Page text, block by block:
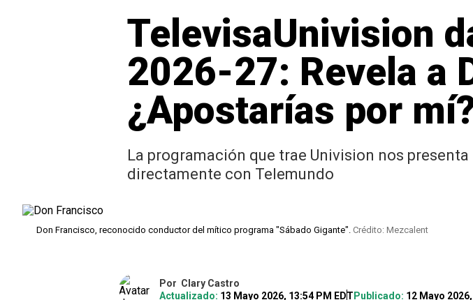
TelevisaUnivision
2026-27: Revela a
¿Apostarías por
La programación que trae Univision nos
directamente con Telemundo
Don Francisco, reconocido conductor del mítico programa "Sábado Gigante". Crédito: Mezcalent
Por Clary Castro
Actualizado: 13 Mayo 2026, 13:54 PM EDT Publicado: 12 Mayo